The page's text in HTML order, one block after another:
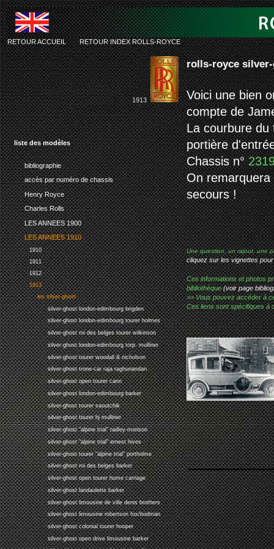
liste des modèles
bibliographie
accès par numéro de chassis
Henry Royce
Charles Rolls
LES ANNEES 1900
LES ANNEES 1910
1910
1911
1912
1913
les silver-ghost
silver-ghost london-edimbourg brigden
silver-ghost london-edimbourg tourer holmes
silver-ghost roi des belges tourer wilkinson
silver-ghost london-edimbourg torp. mulliner
silver-ghost tourer woodall & nicholson
silver-ghost trone-car raja raghunandan
silver-ghost open tourer cann
silver-ghost london-edimbourg barker
silver-ghost tourer saoutchik
silver-ghost tourer hj mulliner
silver-ghost "alpine trial" radley-morison
silver-ghost "alpine trial" ernest hives
silver-ghost tourer "alpine trial" portholme
silver-ghost roi des belges barker
silver-ghost open tourer hume carriage
silver-ghost landaulette barker
silver-ghost limousine de ville denis brothers
silver-ghost limousine robertson fox/bodman
silver-ghost colonial tourer hooper
silver-ghost open drive limousine barker
rolls-royce
RETOUR ACCUEIL-RETOUR INDEX ROLLS-ROYCE
1913
Voici une bien
compte de
La courbure du
portière
Chassis n°
On
secours !
Une question, un rajout, une
cliquez sur les vignettes
Ces informations et photos
bibliothèque(voir page
>> Vous pouvez accéder à
Ces liens sont spécifiques à